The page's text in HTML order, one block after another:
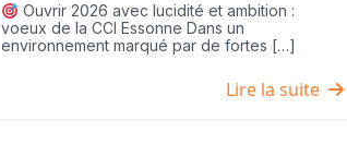
Ouvrir 2026 avec lucidité et ambition :
voeux de la CCI Essonne Dans un
environnement marqué par de fortes […]
Lire la suite